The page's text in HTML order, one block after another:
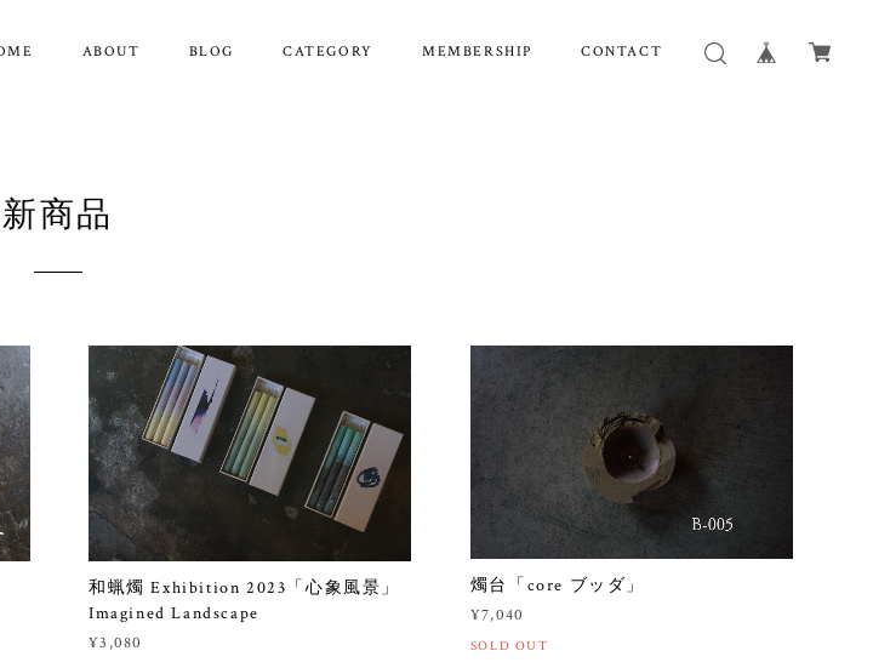
ABOUT BLOG CATEGORY MEMBERSHIP CONTACT
新商品
和蝋燭 Exhibition 2023「心象風景」
Imagined Landscape
¥3,080
燭台「core ブッダ」
¥7,040
SOLD OUT